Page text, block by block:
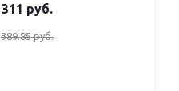
311 руб.
389.85 руб.